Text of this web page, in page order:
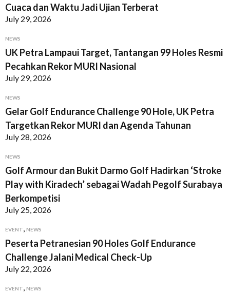
Cuaca dan Waktu Jadi Ujian Terberat
July 29, 2026
NEWS
UK Petra Lampaui Target, Tantangan 99 Holes Resmi
Pecahkan Rekor MURI Nasional
July 29, 2026
NEWS
Gelar Golf Endurance Challenge 90 Hole, UK Petra
Targetkan Rekor MURI dan Agenda Tahunan
July 28, 2026
NEWS
Golf Armour dan Bukit Darmo Golf Hadirkan ‘Stroke
Play with Kiradech’ sebagai Wadah Pegolf Surabaya
Berkompetisi
July 25, 2026
EVENT, NEWS
Peserta Petranesian 90 Holes Golf Endurance
Challenge Jalani Medical Check-Up
July 22, 2026
EVENT, NEWS